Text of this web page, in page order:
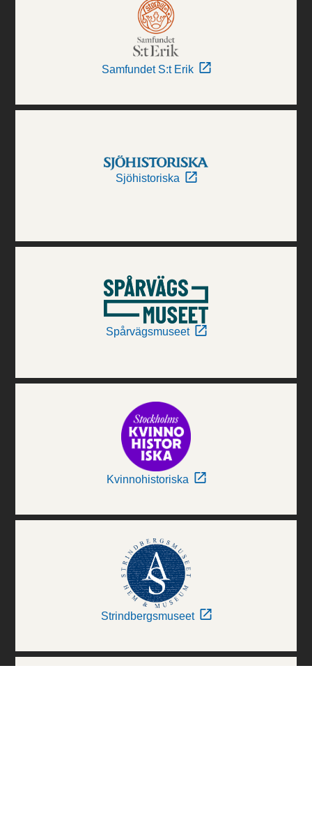
Samfundet S:t Erik
Sjöhistoriska
Spårvägsmuseet
Kvinnohistoriska
Strindbergsmuseet